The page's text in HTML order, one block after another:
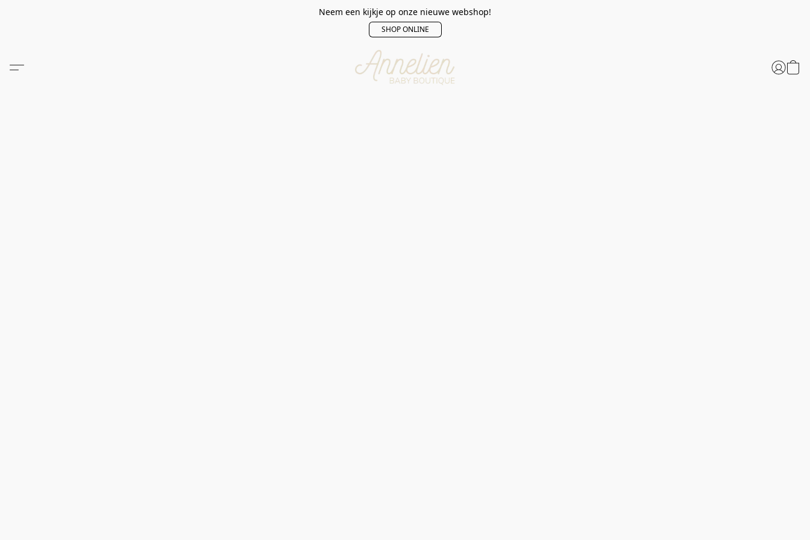
Neem een kijkje op onze nieuwe webshop!
SHOP ONLINE